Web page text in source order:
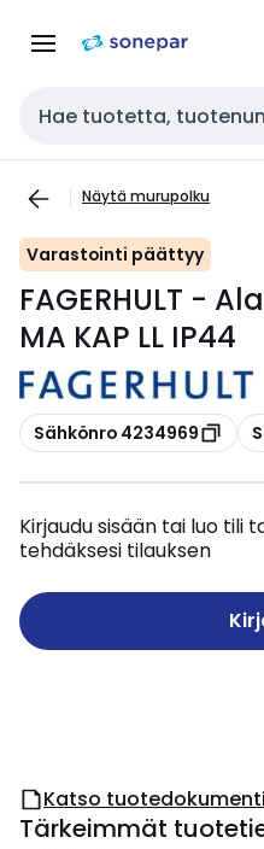
navigointiinsisältöön
Haku
Näytä murupolku
Varastointi päättyy
FAGERHULT -
MA KAP LL IP44
Kopioi
Sähkönro 4234969
Kirjaudu sisään tai luo tili
tehdäksesi tilauksen
Katso
Tärkeimmät